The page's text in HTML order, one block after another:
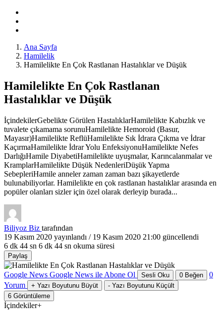
Ana Sayfa
Hamilelik
Hamilelikte En Çok Rastlanan Hastalıklar ve Düşük
Hamilelikte En Çok Rastlanan
Hastalıklar ve Düşük
İçindekilerGebelikte Görülen HastalıklarHamilelikte Kabızlık ve
tuvalete çıkamama sorunuHamilelikte Hemoroid (Basur,
Mayasır)Hamilelikte ReflüHamilelikte Sık İdrara Çıkma ve İdrar
KaçırmaHamilelikte İdrar Yolu EnfeksiyonuHamilelikte Nefes
DarlığıHamile DiyabetiHamilelikte uyuşmalar, Karıncalanmalar ve
KramplarHamilelikte Düşük NedenleriDüşük Yapma
SebepleriHamile anneler zaman zaman bazı şikayetlerde
bulunabiliyorlar. Hamilelikte en çok rastlanan hastalıklar arasında en
popüler olanları sizler için özel olarak derleyip burada...
Biliyoz Biz tarafından
19 Kasım 2020 yayınlandı / 19 Kasım 2020 21:00 güncellendi
6 dk 44 sn 6 dk 44 sn okuma süresi
Paylaş
Google News Google News ile Abone Ol Sesli Oku 0 Beğen
0
Yorum
+ Yazı Boyutunu Büyüt - Yazı Boyutunu Küçült
6 Görüntüleme
İçindekiler+